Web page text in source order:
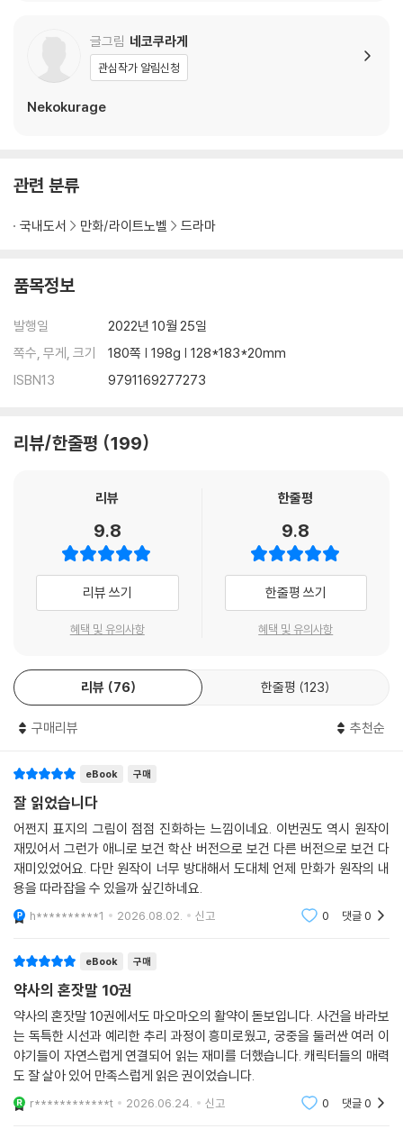
글그림 네코쿠라게
관심작가 알림신청
Nekokurage
관련 분류
국내도서 만화/라이트노벨 드라마
품목정보
발행일
2022년 10월 25일
쪽수, 무게, 크기
180쪽 | 198g | 128*183*20mm
ISBN13
9791169277273
리뷰/한줄평 199
리뷰
9.8
리뷰 쓰기
혜택 및 유의사항
한줄평
9.8
한줄평 쓰기
혜택 및 유의사항
리뷰 76 한줄평 123
구매리뷰 추천순
eBook 구매
잘 읽었습니다
어쩐지 표지의 그림이 점점 진화하는 느낌이네요. 이번권도 역시 원작이
재밌어서 그런가 애니로 보건 학산 버전으로 보건 다른 버전으로 보건 다
재미있었어요. 다만 원작이 너무 방대해서 도대체 언제 만화가 원작의 내
용을 따라잡을 수 있을까 싶긴하네요.
h**********1 2026.08.02. 신고 0 댓글0
eBook 구매
약사의 혼잣말 10권
약사의 혼잣말 10권에서도 마오마오의 활약이 돋보입니다. 사건을 바라보
는 독특한 시선과 예리한 추리 과정이 흥미로웠고, 궁중을 둘러싼 여러 이
야기들이 자연스럽게 연결되어 읽는 재미를 더했습니다. 캐릭터들의 매력
도 잘 살아 있어 만족스럽게 읽은 권이었습니다.
r************t 2026.06.24. 신고 0 댓글0